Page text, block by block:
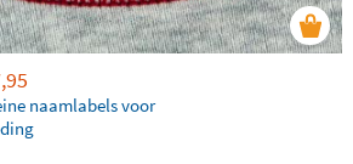
naamlabels voor